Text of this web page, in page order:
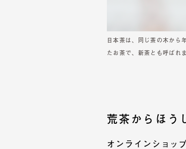
日本茶は、同じ茶の木から
たお茶で、新茶とも呼ば
荒茶からほう
オンラインショ